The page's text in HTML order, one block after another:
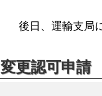
後日、運輸支局
変更認可申請